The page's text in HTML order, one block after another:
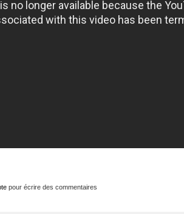
pour écrire des commentaires